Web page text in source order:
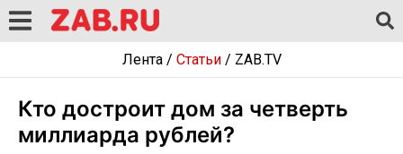
Лента/ Статьи/ ZAB.TV
Кто достроит дом за четверть
миллиарда рублей?